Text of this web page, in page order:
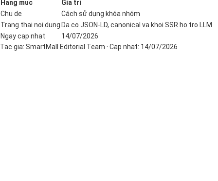
Hang muc
Gia tri
Chu de
Cách sử dụng khóa nhóm
Trang thai noi dung Da co JSON-LD, canonical va khoi SSR ho tro LLM
Ngay cap nhat
14/07/2026
Tac gia: SmartMall Editorial Team · Cap nhat: 14/07/2026